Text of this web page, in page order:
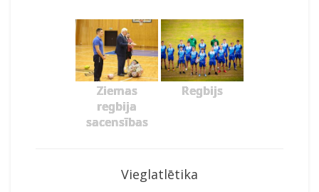
Ziemas
regbija
sacensības
Regbijs
Vieglatlētika